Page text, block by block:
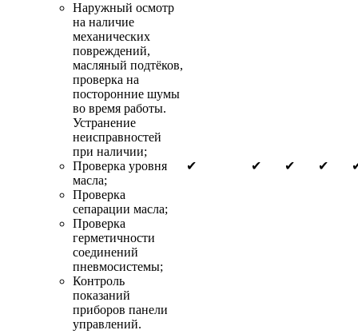
Наружный осмотр
на наличие
механических
повреждений,
масляный подтёков,
проверка на
посторонние шумы
во время работы.
Устранение
неисправностей
при наличии;
Проверка уровня
масла;
Проверка
сепарации масла;
Проверка
герметичности
соединений
пневмосистемы;
Контроль
показаний
приборов панели
управлений.
✔ ✔ ✔ ✔